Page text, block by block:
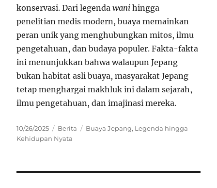
konservasi. Dari legendawani hingga
penelitian medis modern, buaya memainkan
peran unik yang menghubungkan mitos, ilmu
pengetahuan, dan budaya populer. Fakta-fakta
ini menunjukkan bahwa walaupun Jepang
bukan habitat asli buaya, masyarakat Jepang
tetap menghargai makhluk ini dalam sejarah,
ilmu pengetahuan, dan imajinasi mereka.
Posted
on
10/26/2025 Categories
Berita Tags
Buaya Jepang, Legenda hingga
Kehidupan Nyata